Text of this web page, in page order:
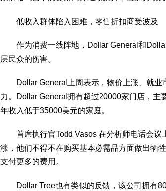
低收入群体陷入困难，零售折扣商受波及
作为消费一线阵地，Dollar General和Dollar
层民众的伤害。
Dollar General上周表示，物价上涨、就业
力。Dollar General拥有超过20000家门店，主
年收入低于35000美元的家庭。
首席执行官Todd Vasos 在分析师电话会议
涨，他们不得不在购买基本必需品方面做出牺
支付更多的费用。
Dollar Tree也有类似的反馈，该公司拥有